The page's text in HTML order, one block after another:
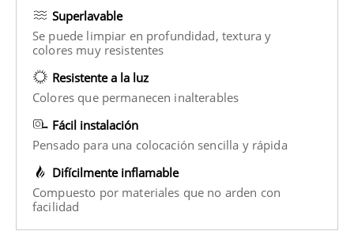
Superlavable
Se puede limpiar en profundidad, textura y
colores muy resistentes
Resistente a la luz
Colores que permanecen inalterables
Fácil instalación
Pensado para una colocación sencilla y rápida
Difícilmente inflamable
Compuesto por materiales que no arden con
facilidad